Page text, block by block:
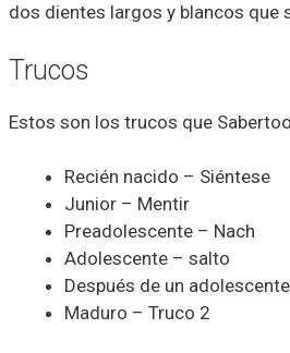
dos dientes largos y blancos que
Trucos
Estos son los trucos que
Recién nacido – Siéntese
Junior – Mentir
Preadolescente – Nach
Adolescente – salto
Después de un
Maduro – Truco 2